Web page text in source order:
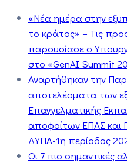
«Νέα ημέρα στην
το κράτος» – Τις
παρουσίασε ο
στο «GenAI Summit
Αναρτήθηκαν την
αποτελέσματα των
Επαγγελματικής
αποφοίτων ΕΠΑΣ και
ΔΥΠΑ-1η περίοδος
Οι 7 πιο σημαντικές